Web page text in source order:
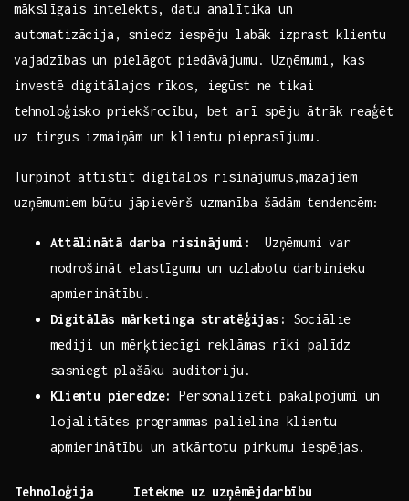
mākslīgais ​intelekts,​ datu analītika un
automatizācija, sniedz iespēju labāk izprast klientu‍
vajadzības un‌ pielāgot piedāvājumu. ‌Uzņēmumi, kas
investē digitālajos rīkos,​ iegūst ne⁢ tikai
⁢tehnoloģisko ‍priekšrocību, bet arī spēju​ ātrāk reaģēt
uz​ tirgus izmaiņām un​ klientu pieprasījumu.
Turpinot⁤ attīstīt digitālos risinājumus,mazajiem
uzņēmumiem būtu jāpievērš uzmanība šādām tendencēm:
Attālinātā darba ⁢risinājumi:
⁣ Uzņēmumi​ var
nodrošināt elastīgumu ⁣un ‍uzlabotu darbinieku
⁤apmierinātību.
Digitālās mārketinga‍ stratēģijas:
Sociālie
mediji un mērķtiecīgi⁢ reklāmas rīki ‌palīdz
‌sasniegt⁤ plašāku auditoriju.
Klientu pieredze:
Personalizēti pakalpojumi un
lojalitātes⁢ programmas palielina klientu
apmierinātību un​ atkārtotu pirkumu iespējas.
Tehnoloģija Ietekme ​uz uzņēmējdarbību